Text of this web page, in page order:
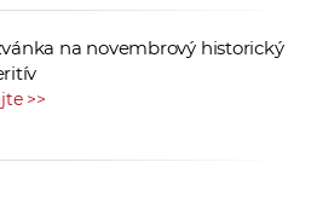
na novembrový historický
>>